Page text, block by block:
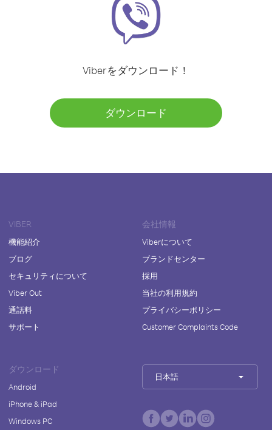
Viberをダウンロード！
ダウンロード
VIBER
機能紹介
ブログ
セキュリティについて
Viber Out
通話料
サポート
会社情報
Viberについて
ブランドセンター
採用
当社の利用規約
プライバシーポリシー
Customer Complaints Code
ダウンロード
Android
iPhone & iPad
Windows PC
日本語